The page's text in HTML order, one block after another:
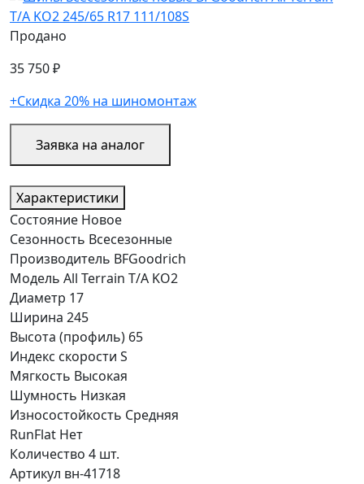
Продано
35 750 ₽
+Скидка 20% на шиномонтаж
Заявка на аналог
Характеристики
Состояние Новое
Сезонность Всесезонные
Производитель BFGoodrich
Модель All Terrain T/A KO2
Диаметр 17
Ширина 245
Высота (профиль) 65
Индекс скорости S
Мягкость Высокая
Шумность Низкая
Износостойкость Средняя
RunFlat Нет
Количество 4 шт.
Артикул вн-41718